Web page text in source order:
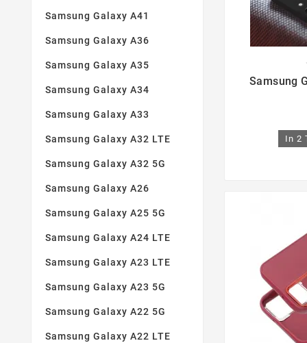
Samsung Galaxy A41
Samsung Galaxy A36
Samsung Galaxy A35
Samsung Galaxy A34
Samsung Galaxy A33
Samsung Galaxy A32 LTE
Samsung Galaxy A32 5G
Samsung Galaxy A26
Samsung Galaxy A25 5G
Samsung Galaxy A24 LTE
Samsung Galaxy A23 LTE
Samsung Galaxy A23 5G
Samsung Galaxy A22 5G
Samsung Galaxy A22 LTE
Samsung
In 2